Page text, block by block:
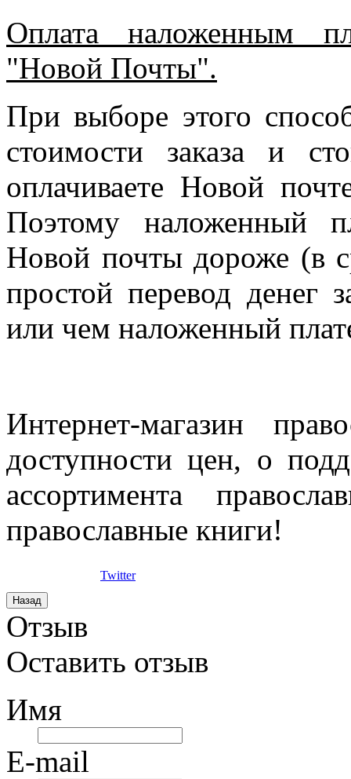
Оплата наложенным
"Новой Почты".
При выборе этого
стоимости заказа и
оплачиваете Новой
Поэтому наложенный
Новой почты дороже (в
простой перевод денег
или чем наложенный
Интернет-магазин
доступности цен, о
ассортимента
православные книги!
Twitter
Отзыв
Оставить отзыв
Имя
E-mail